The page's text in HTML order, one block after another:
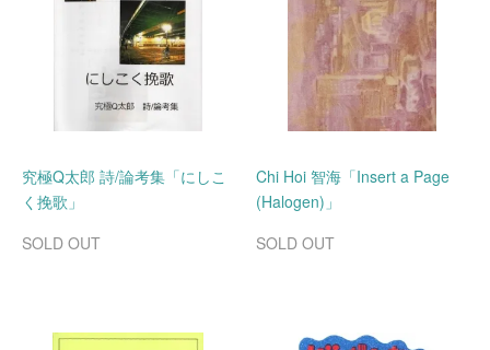
究極Q太郎 詩/論考集「にしこ
く挽歌」
SOLD OUT
Chi Hoi 智海「Insert a Page
(Halogen)」
SOLD OUT